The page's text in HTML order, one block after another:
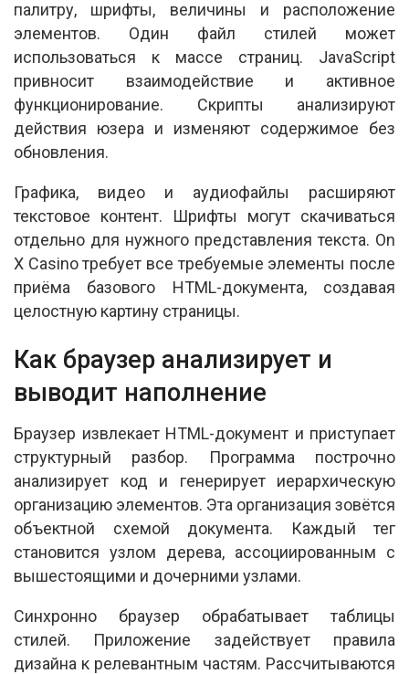
палитру, шрифты, величины и расположение
элементов. Один файл стилей может
использоваться к массе страниц. JavaScript
привносит взаимодействие и активное
функционирование. Скрипты анализируют
действия юзера и изменяют содержимое без
обновления.
Графика, видео и аудиофайлы расширяют
текстовое контент. Шрифты могут скачиваться
отдельно для нужного представления текста. On
X Casino требует все требуемые элементы после
приёма базового HTML-документа, создавая
целостную картину страницы.
Как браузер анализирует и
выводит наполнение
Браузер извлекает HTML-документ и приступает
структурный разбор. Программа построчно
анализирует код и генерирует иерархическую
организацию элементов. Эта организация зовётся
объектной схемой документа. Каждый тег
становится узлом дерева, ассоциированным с
вышестоящими и дочерними узлами.
Синхронно браузер обрабатывает таблицы
стилей. Приложение задействует правила
дизайна к релевантным частям. Рассчитываются